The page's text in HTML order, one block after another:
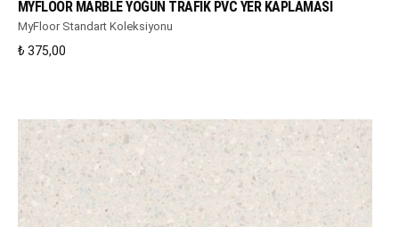
MYFLOOR MARBLE YOĞUN TRAFIK PVC YER KAPLAMASI
MyFloor Standart Koleksiyonu
₺ 375,00